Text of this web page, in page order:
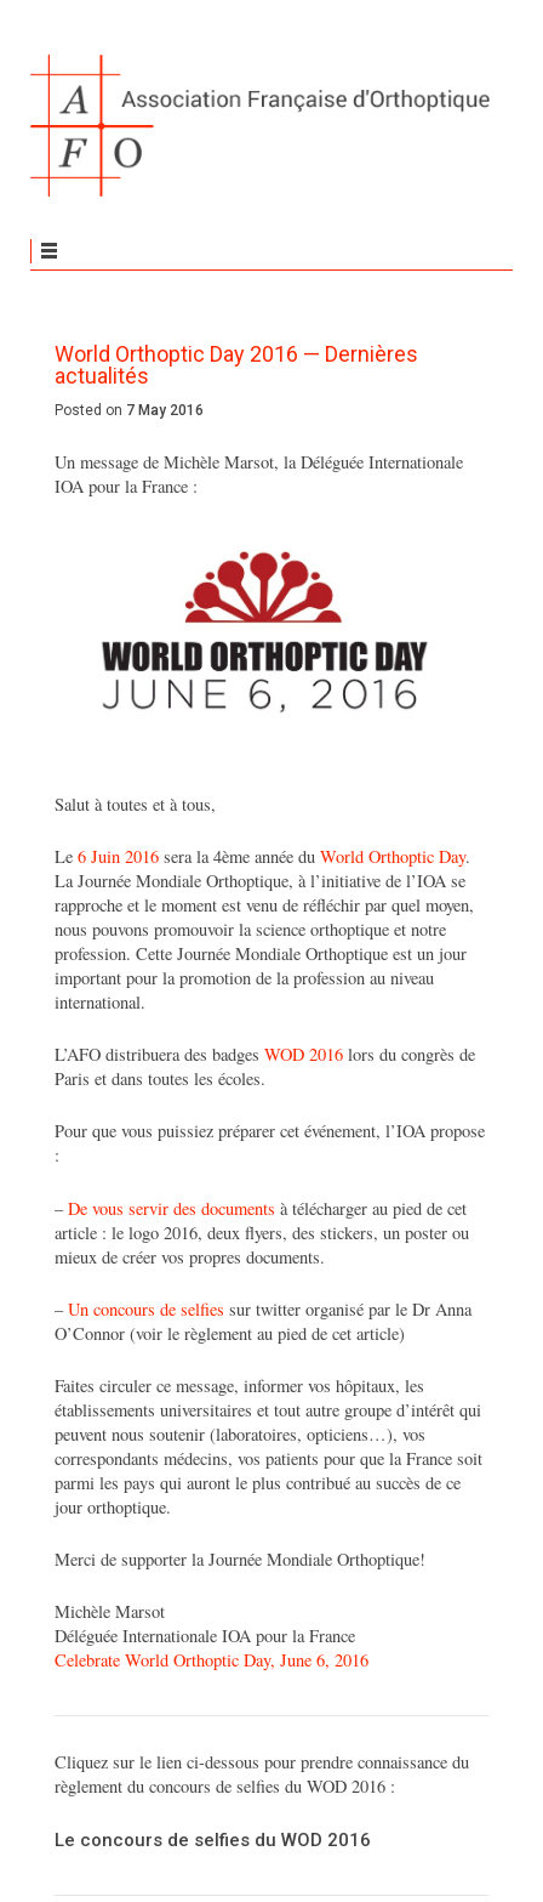
World Orthoptic Day 2016 — Dernières
actualités
Posted on 7 May 2016
Un message de Michèle Marsot, la Déléguée Internationale
IOA pour la France :
Salut à toutes et à tous,
Le 6 Juin 2016 sera la 4ème année du World Orthoptic Day.
La Journée Mondiale Orthoptique, à l’initiative de l’IOA se
rapproche et le moment est venu de réfléchir par quel moyen,
nous pouvons promouvoir la science orthoptique et notre
profession. Cette Journée Mondiale Orthoptique est un jour
important pour la promotion de la profession au niveau
international.
L’AFO distribuera des badges WOD 2016 lors du congrès de
Paris et dans toutes les écoles.
Pour que vous puissiez préparer cet événement, l’IOA propose
:
–De vous servir des documents à télécharger au pied de cet
article : le logo 2016, deux flyers, des stickers, un poster ou
mieux de créer vos propres documents.
–Un concours de selfies sur twitter organisé par le Dr Anna
O’Connor (voir le règlement au pied de cet article)
Faites circuler ce message, informer vos hôpitaux, les
établissements universitaires et tout autre groupe d’intérêt qui
peuvent nous soutenir (laboratoires, opticiens…), vos
correspondants médecins, vos patients pour que la France soit
parmi les pays qui auront le plus contribué au succès de ce
jour orthoptique.
Merci de supporter la Journée Mondiale Orthoptique!
Michèle Marsot
Déléguée Internationale IOA pour la France
Celebrate World Orthoptic Day, June 6, 2016
Cliquez sur le lien ci-dessous pour prendre connaissance du
règlement du concours de selfies du WOD 2016 :
Le concours de selfies du WOD 2016